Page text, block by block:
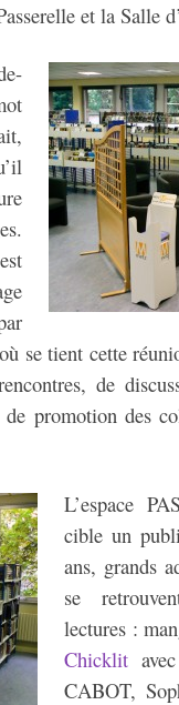
et la Salle
se tient cette
de
promotion des
L’espace
cible un
ans, grands
se
lectures :
Chicklit
CABOT,